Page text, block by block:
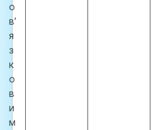
о
в'
я
з
к
о
в
и
м